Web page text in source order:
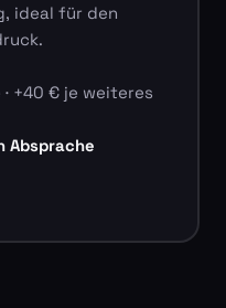
ideal für den
+40 € je weiteres
Absprache